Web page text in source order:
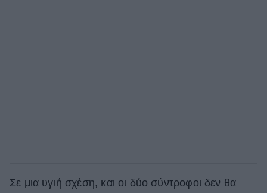
Σε μια υγιή σχέση, και οι δύο σύντροφοι δεν θα